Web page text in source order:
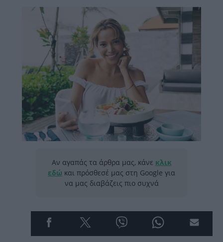
Αν αγαπάς τα άρθρα μας, κάνε κλικ
εδώ και πρόσθεσέ μας στη Google για
να μας διαβάζεις πιο συχνά